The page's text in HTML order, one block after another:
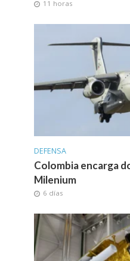
11 horas
DEFENSA
Colombia encarga
Milenium
6 días